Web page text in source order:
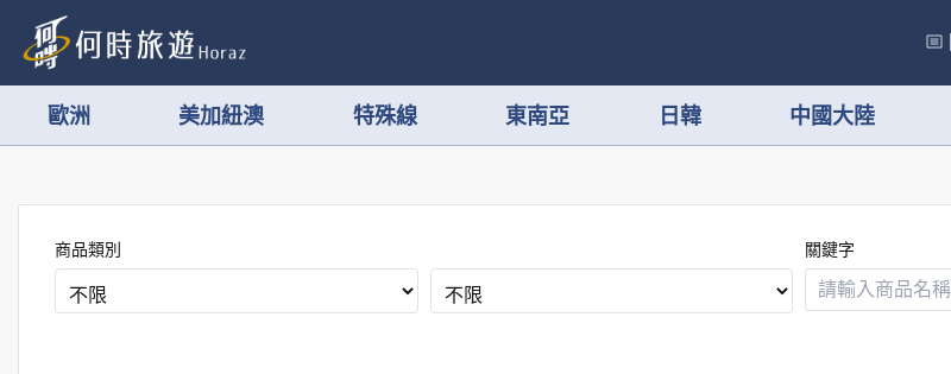
歐洲 美加紐澳 特殊線 東南亞 日韓 中國大陸
商品類別 關鍵字